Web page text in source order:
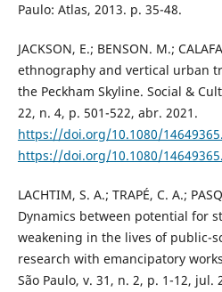
Paulo: Atlas, 2013. p. 35-48.
JACKSON, E.; BENSON. M.;
ethnography and vertical urban
the Peckham Skyline. Social &
22, n. 4, p. 501-522, abr. 2021.
https://doi.org/10.1080/
https://doi.org/10.1080/
LACHTIM, S. A.; TRAPÉ, C. A.;
Dynamics between potential for
weakening in the lives of public-
research with emancipatory
São Paulo, v. 31, n. 2, p. 1-12, jul.